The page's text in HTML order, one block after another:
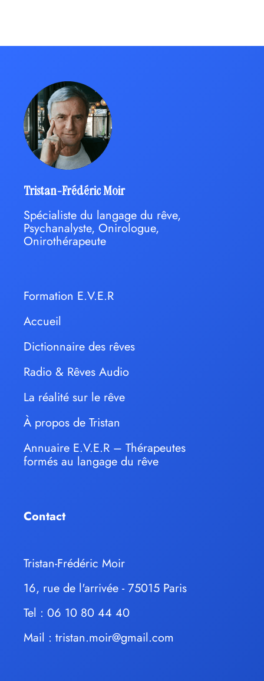
Tristan-Frédéric Moir
Spécialiste du langage du rêve,
Psychanalyste, Onirologue,
Onirothérapeute
Formation E.V.E.R
Accueil
Dictionnaire des rêves
Radio & Rêves Audio
La réalité sur le rêve
À propos de Tristan
Annuaire E.V.E.R – Thérapeutes
formés au langage du rêve
Contact
Tristan-Frédéric Moir
16, rue de l'arrivée - 75015 Paris
Tel : 06 10 80 44 40
Mail : tristan.moir@gmail.com